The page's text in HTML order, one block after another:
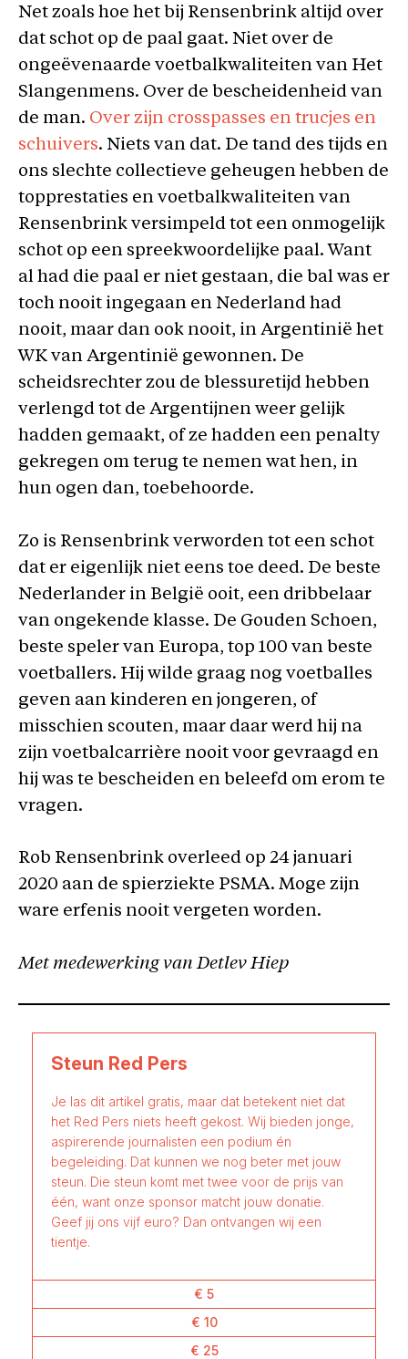
Net zoals hoe het bij Rensenbrink altijd over
dat schot op de paal gaat. Niet over de
ongeëvenaarde voetbalkwaliteiten van Het
Slangenmens. Over de bescheidenheid van
de man. Over zijn crosspasses en trucjes en
schuivers. Niets van dat. De tand des tijds en
ons slechte collectieve geheugen hebben de
topprestaties en voetbalkwaliteiten van
Rensenbrink versimpeld tot een onmogelijk
schot op een spreekwoordelijke paal. Want
al had die paal er niet gestaan, die bal was er
toch nooit ingegaan en Nederland had
nooit, maar dan ook nooit, in Argentinië het
WK van Argentinië gewonnen. De
scheidsrechter zou de blessuretijd hebben
verlengd tot de Argentijnen weer gelijk
hadden gemaakt, of ze hadden een penalty
gekregen om terug te nemen wat hen, in
hun ogen dan, toebehoorde.
Zo is Rensenbrink verworden tot een schot
dat er eigenlijk niet eens toe deed. De beste
Nederlander in België ooit, een dribbelaar
van ongekende klasse. De Gouden Schoen,
beste speler van Europa, top 100 van beste
voetballers. Hij wilde graag nog voetballes
geven aan kinderen en jongeren, of
misschien scouten, maar daar werd hij na
zijn voetbalcarrière nooit voor gevraagd en
hij was te bescheiden en beleefd om erom te
vragen.
Rob Rensenbrink overleed op 24 januari
2020 aan de spierziekte PSMA. Moge zijn
ware erfenis nooit vergeten worden.
Met medewerking van Detlev Hiep
Steun Red Pers
Je las dit artikel gratis, maar dat betekent niet dat
het Red Pers niets heeft gekost. Wij bieden jonge,
aspirerende journalisten een podium én
begeleiding. Dat kunnen we nog beter met jouw
steun. Die steun komt met twee voor de prijs van
één, want onze sponsor matcht jouw donatie.
Geef jij ons vijf euro? Dan ontvangen wij een
tientje.
€ 5
€ 10
€ 25